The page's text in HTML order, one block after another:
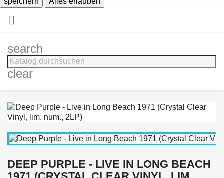

search
clear
DEEP PURPLE - LIVE IN LONG BEACH